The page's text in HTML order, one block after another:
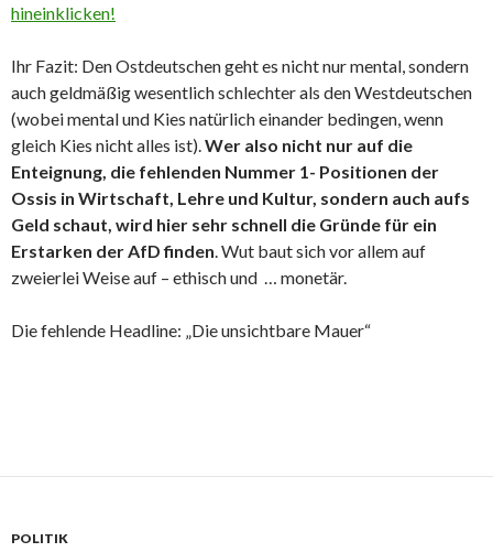
hineinklicken!
Ihr Fazit: Den Ostdeutschen geht es nicht nur mental, sondern
auch geldmäßig wesentlich schlechter als den Westdeutschen
(wobei mental und Kies natürlich einander bedingen, wenn
gleich Kies nicht alles ist).Wer also nicht nur auf die
Enteignung, die fehlenden Nummer 1- Positionen der
Ossis in Wirtschaft, Lehre und Kultur, sondern auch aufs
Geld schaut, wird hier sehr schnell die Gründe für ein
Erstarken der AfD finden. Wut baut sich vor allem auf
zweierlei Weise auf – ethisch und … monetär.
Die fehlende Headline: „Die unsichtbare Mauer“
POLITIK